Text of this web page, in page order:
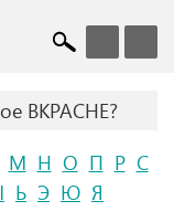
ВКРАСНЕ?
М Н О П Р С
Ь Э Ю Я